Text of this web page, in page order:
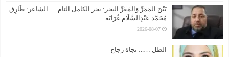
بَيْنَ المَمَرِّ وَالمَقَرِّ البحر: بحر الكامل التام … الشاعر: طَارِق
مُحَمَّد عَبْدِالسَّلَام غُرَابَة
2026-08-07
الظل …..: نجاة رجاح